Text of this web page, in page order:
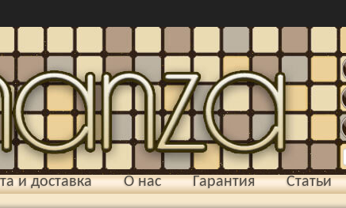
и доставка О нас Гарантия Статьи